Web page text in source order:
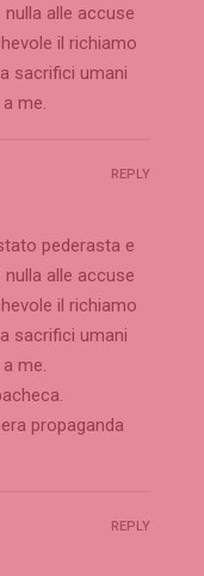
alle accuse
il richiamo
sacrifici umani
me.
pederasta e
alle accuse
il richiamo
sacrifici umani
me.
propaganda
REPLY
REPLY